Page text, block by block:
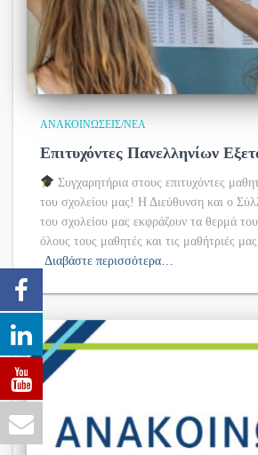
ΑΝΑΚΟΙΝΏΣΕΙΣ/ΝΈΑ
Επιτυχόντες Πανελληνίων
Συγχαρητήρια στους επιτυχόντες
του σχολείου μας! Η Διεύθυνση και ο
του σχολείου μας εκφράζουν τα θερμά
όλους τους μαθητές και τις μαθήτριές
Διαβάστε περισσότερα…